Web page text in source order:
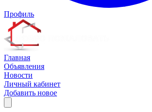
Профиль
Главная
Объявления
Новости
Личный кабинет
Добавить новое